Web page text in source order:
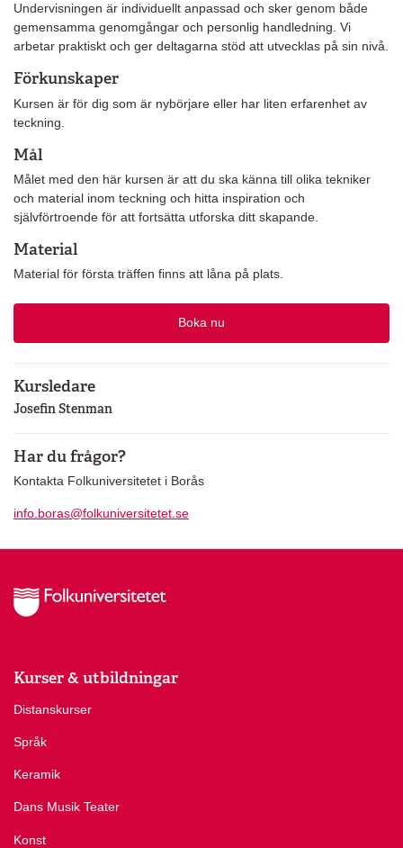
Undervisningen är individuellt anpassad och sker genom både
gemensamma genomgångar och personlig handledning. Vi
arbetar praktiskt och ger deltagarna stöd att utvecklas på sin nivå.
Förkunskaper
Kursen är för dig som är nybörjare eller har liten erfarenhet av
teckning.
Mål
Målet med den här kursen är att du ska känna till olika tekniker
och material inom teckning och hitta inspiration och
självförtroende för att fortsätta utforska ditt skapande.
Material
Material för första träffen finns att låna på plats.
Boka nu
Kursledare
Josefin Stenman
Har du frågor?
Kontakta Folkuniversitetet i Borås
info.boras@folkuniversitetet.se
Kurser & utbildningar
Distanskurser
Språk
Keramik
Dans Musik Teater
Konst